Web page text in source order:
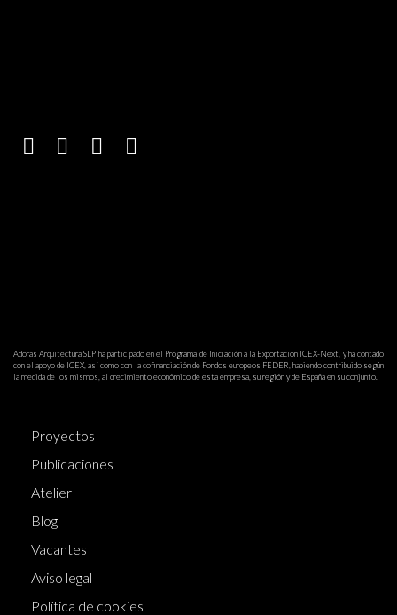
Adoras Arquitectura SLP ha participado en el Programa de Iniciación a la Exportación ICEX-Next, y ha contado
con el apoyo de ICEX, así como con la cofinanciación de Fondos europeos FEDER, habiendo contribuido según
la medida de los mismos, al crecimiento económico de esta empresa, su región y de España en su conjunto.
Proyectos
Publicaciones
Atelier
Blog
Vacantes
Aviso legal
Política de cookies